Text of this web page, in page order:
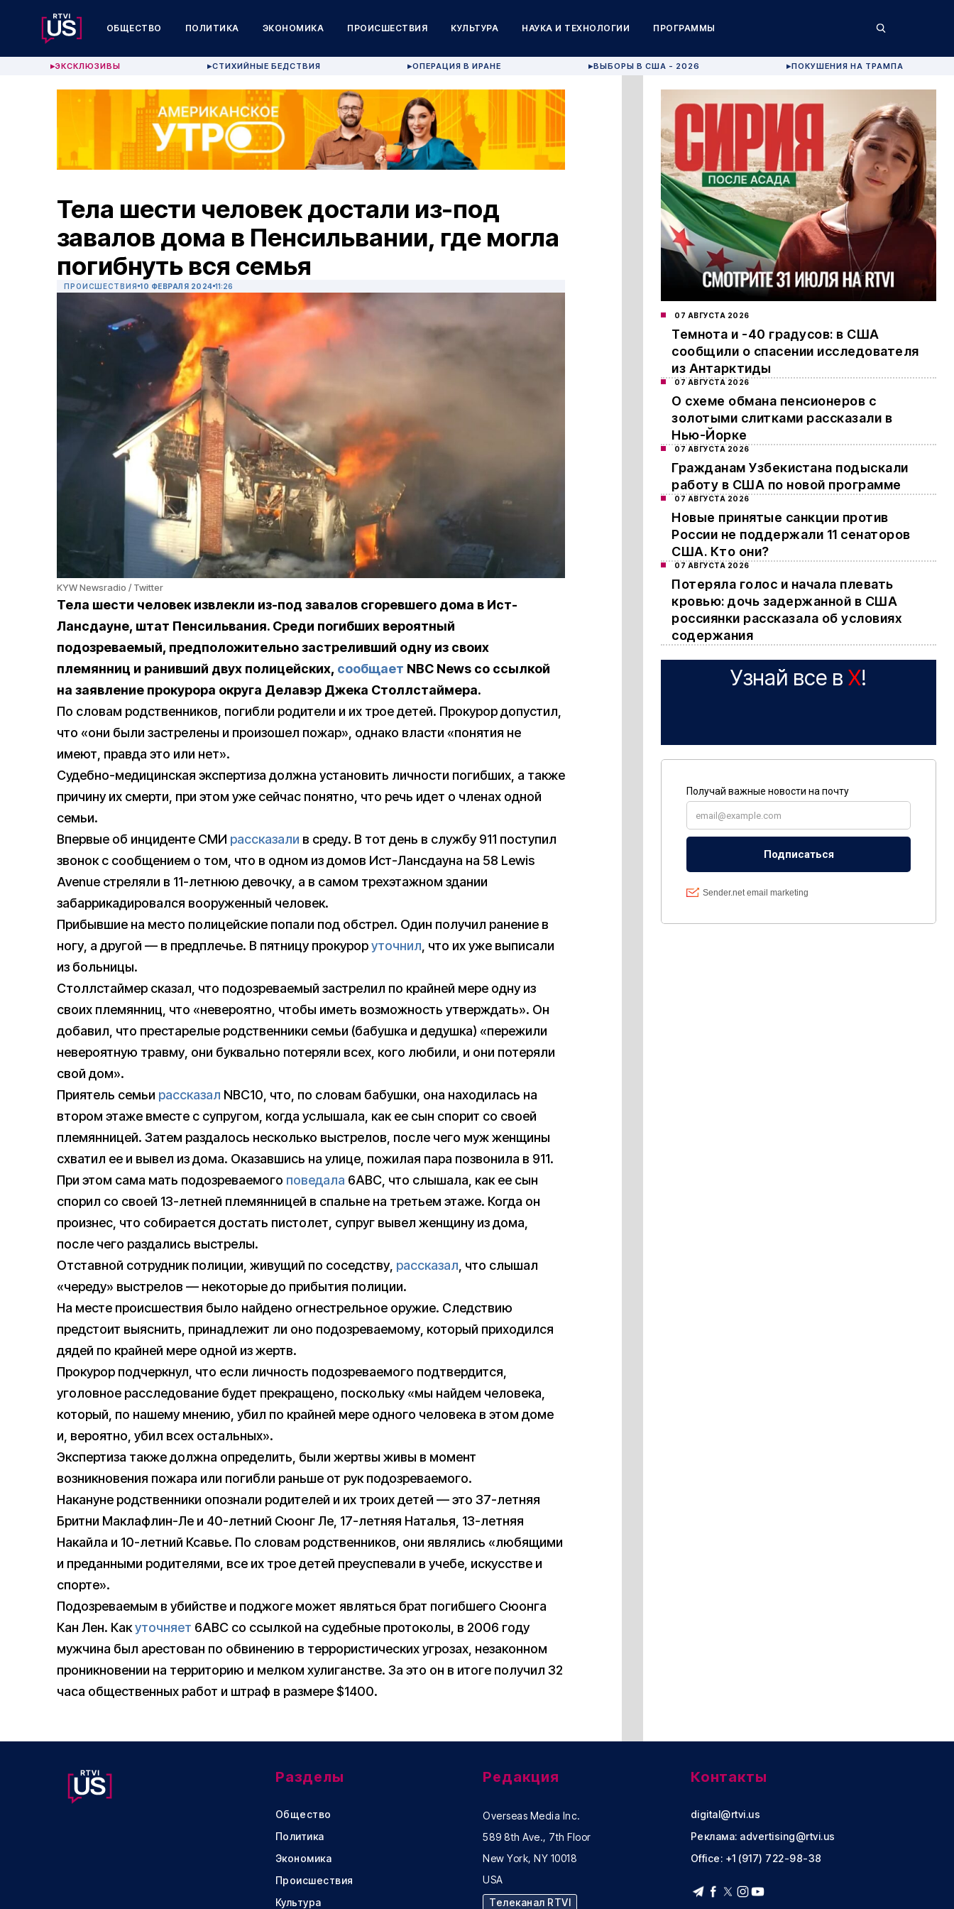
ОБЩЕСТВО ПОЛИТИКА ЭКОНОМИКА ПРОИСШЕСТВИЯ КУЛЬТУРА НАУКА И ТЕХНОЛОГИИ ПРОГРАММЫ
▶ЭКСКЛЮЗИВЫ ▶СТИХИЙНЫЕ БЕДСТВИЯ ▶ОПЕРАЦИЯ В ИРАНЕ ▶ВЫБОРЫ В США - 2026 ▶ПОКУШЕНИЯ НА ТРАМПА
Тела шести человек достали из-под
завалов дома в Пенсильвании, где могла
погибнуть вся семья
ПРОИСШЕСТВИЯ 10 ФЕВРАЛЯ 2024 11:26
KYW Newsradio / Twitter
Тела шести человек извлекли из-под завалов сгоревшего дома в Ист-
Лансдауне, штат Пенсильвания. Среди погибших вероятный
подозреваемый, предположительно застреливший одну из своих
племянниц и ранивший двух полицейских, сообщает NBC News со ссылкой
на заявление прокурора округа Делавэр Джека Столлстаймера.
По словам родственников, погибли родители и их трое детей. Прокурор допустил,
что «они были застрелены и произошел пожар», однако власти «понятия не
имеют, правда это или нет».
Судебно-медицинская экспертиза должна установить личности погибших, а также
причину их смерти, при этом уже сейчас понятно, что речь идет о членах одной
семьи.
Впервые об инциденте СМИ рассказали в среду. В тот день в службу 911 поступил
звонок с сообщением о том, что в одном из домов Ист-Лансдауна на 58 Lewis
Avenue стреляли в 11-летнюю девочку, а в самом трехэтажном здании
забаррикадировался вооруженный человек.
Прибывшие на место полицейские попали под обстрел. Один получил ранение в
ногу, а другой — в предплечье. В пятницу прокуроруточнил, что их уже выписали
из больницы.
Столлстаймер сказал, что подозреваемый застрелил по крайней мере одну из
своих племянниц, что «невероятно, чтобы иметь возможность утверждать». Он
добавил, что престарелые родственники семьи (бабушка и дедушка) «пережили
невероятную травму, они буквально потеряли всех, кого любили, и они потеряли
свой дом».
Приятель семьи рассказал NBC10, что, по словам бабушки, она находилась на
втором этаже вместе с супругом, когда услышала, как ее сын спорит со своей
племянницей. Затем раздалось несколько выстрелов, после чего муж женщины
схватил ее и вывел из дома. Оказавшись на улице, пожилая пара позвонила в 911.
При этом сама мать подозреваемого поведала 6ABC, что слышала, как ее сын
спорил со своей 13-летней племянницей в спальне на третьем этаже. Когда он
произнес, что собирается достать пистолет, супруг вывел женщину из дома,
после чего раздались выстрелы.
Отставной сотрудник полиции, живущий по соседству, рассказал, что слышал
«череду» выстрелов — некоторые до прибытия полиции.
На месте происшествия было найдено огнестрельное оружие. Следствию
предстоит выяснить, принадлежит ли оно подозреваемому, который приходился
дядей по крайней мере одной из жертв.
Прокурор подчеркнул, что если личность подозреваемого подтвердится,
уголовное расследование будет прекращено, поскольку «мы найдем человека,
который, по нашему мнению, убил по крайней мере одного человека в этом доме
и, вероятно, убил всех остальных».
Экспертиза также должна определить, были жертвы живы в момент
возникновения пожара или погибли раньше от рук подозреваемого.
Накануне родственники опознали родителей и их троих детей — это 37-летняя
Бритни Маклафлин-Ле и 40-летний Сюонг Ле, 17-летняя Наталья, 13-летняя
Накайла и 10-летний Ксавье. По словам родственников, они являлись «любящими
и преданными родителями, все их трое детей преуспевали в учебе, искусстве и
спорте».
Подозреваемым в убийстве и поджоге может являться брат погибшего Сюонга
Кан Лен. Какуточняет 6ABC со ссылкой на судебные протоколы, в 2006 году
мужчина был арестован по обвинению в террористических угрозах, незаконном
проникновении на территорию и мелком хулиганстве. За это он в итоге получил 32
часа общественных работ и штраф в размере $1400.
07 АВГУСТА 2026
Темнота и -40 градусов: в США
сообщили о спасении исследователя
из Антарктиды
07 АВГУСТА 2026
О схеме обмана пенсионеров с
золотыми слитками рассказали в
Нью-Йорке
07 АВГУСТА 2026
Гражданам Узбекистана подыскали
работу в США по новой программе
07 АВГУСТА 2026
Новые принятые санкции против
России не поддержали 11 сенаторов
США. Кто они?
07 АВГУСТА 2026
Потеряла голос и начала плевать
кровью: дочь задержанной в США
россиянки рассказала об условиях
содержания
Узнай все в X!
Разделы
Общество
Политика
Экономика
Происшествия
Культура
Редакция
Overseas Media Inc.
589 8th Ave., 7th Floor
New York, NY 10018
USA
Телеканал RTVI
Контакты
digital@rtvi.us
Реклама: advertising@rtvi.us
Office: +1 (917) 722-98-38